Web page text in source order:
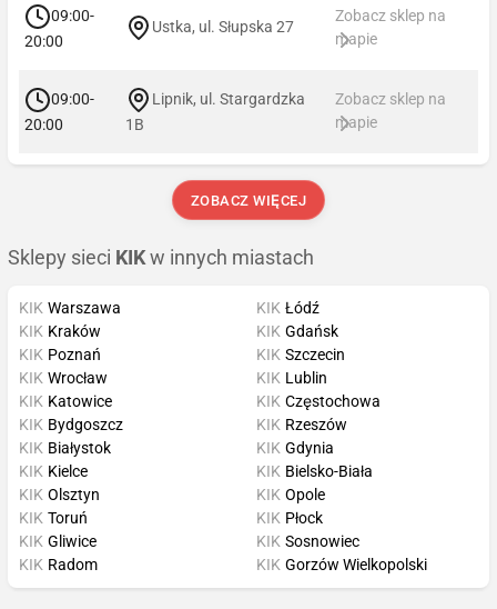
09:00-
20:00
Ustka, ul. Słupska 27
Zobacz sklep na
mapie
09:00-
20:00
Lipnik, ul. Stargardzka
1B
Zobacz sklep na
mapie
ZOBACZ WIĘCEJ
Sklepy sieci KIK w innych miastach
KIK Warszawa
KIK Kraków
KIK Poznań
KIK Wrocław
KIK Łódź
KIK Gdańsk
KIK Szczecin
KIK Lublin
KIK Katowice
KIK Bydgoszcz
KIK Białystok
KIK Kielce
KIK Częstochowa
KIK Rzeszów
KIK Gdynia
KIK Bielsko-Biała
KIK Olsztyn
KIK Toruń
KIK Gliwice
KIK Radom
KIK Opole
KIK Płock
KIK Sosnowiec
KIK Gorzów Wielkopolski